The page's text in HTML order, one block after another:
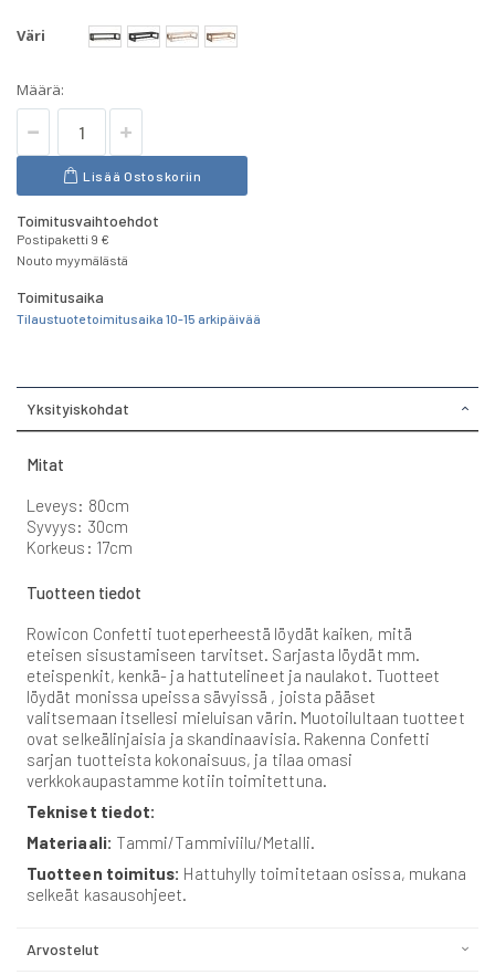
Väri
Määrä:
Lisää Ostoskoriin
Toimitusvaihtoehdot
Postipaketti 9 €
Nouto myymälästä
Toimitusaika
Tilaustuote toimitusaika 10-15 arkipäivää
Yksityiskohdat
Mitat
Leveys: 80cm
Syvyys: 30cm
Korkeus: 17cm
Tuotteen tiedot
Rowicon Confetti tuoteperheestä löydät kaiken, mitä
eteisen sisustamiseen tarvitset. Sarjasta löydät mm.
eteispenkit, kenkä- ja hattutelineet ja naulakot. Tuotteet
löydät monissa upeissa sävyissä , joista pääset
valitsemaan itsellesi mieluisan värin. Muotoilultaan tuotteet
ovat selkeälinjaisia ja skandinaavisia. Rakenna Confetti
sarjan tuotteista kokonaisuus, ja tilaa omasi
verkkokaupastamme kotiin toimitettuna.
Tekniset tiedot:
Materiaali: Tammi/Tammiviilu/Metalli.
Tuotteen toimitus: Hattuhylly toimitetaan osissa, mukana
selkeät kasausohjeet.
Arvostelut